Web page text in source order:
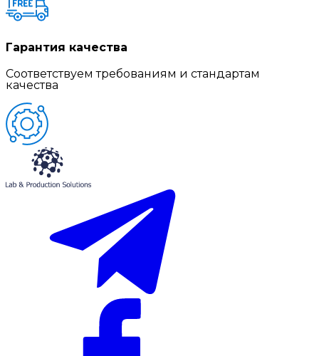
Гарантия качества
Соответствуем требованиям и стандартам
качества